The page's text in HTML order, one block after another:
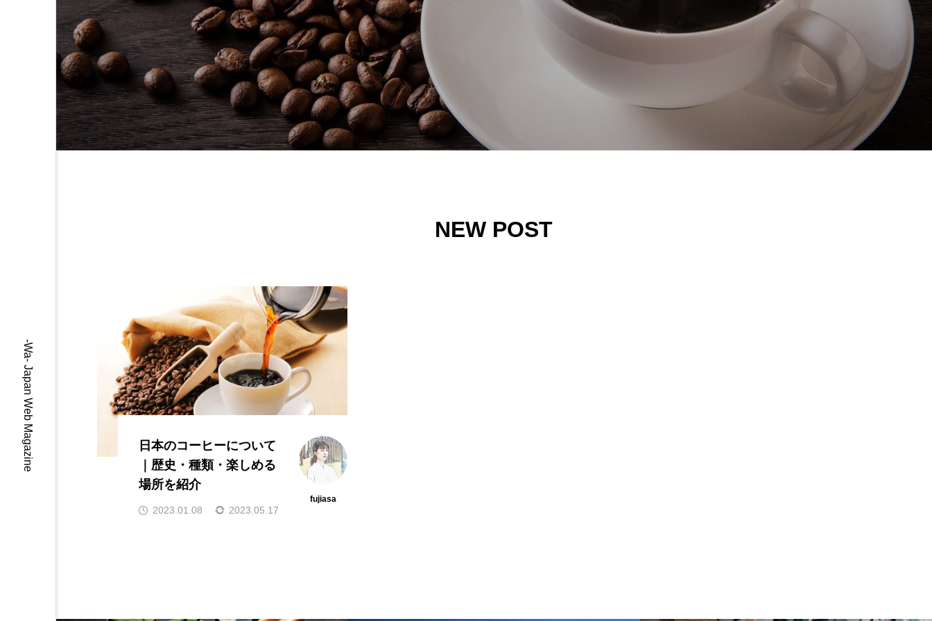
-Wa- Japan Web Magazine
NEW POST
日本のコーヒーについて
｜歴史・種類・楽しめる
場所を紹介
fujiasa
2023.01.08 2023.05.17